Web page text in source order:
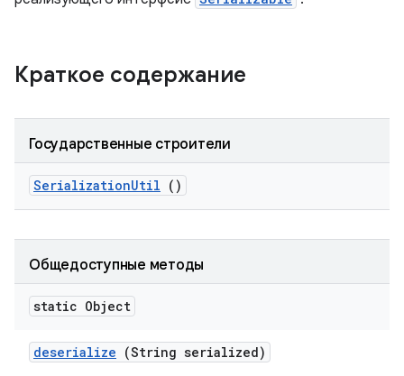
Краткое содержание
Государственные строители
SerializationUtil ()
Общедоступные методы
static Object
deserialize (String serialized)